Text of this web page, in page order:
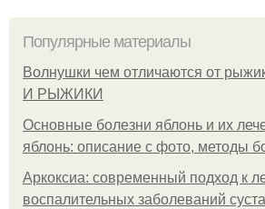
Популярные материалы
Волнушки чем отличаются от
И РЫЖИКИ
Основные болезни яблонь и их
яблонь: описание с фото, методы
Аркоксиа: современный подход к
воспалительных заболеваний